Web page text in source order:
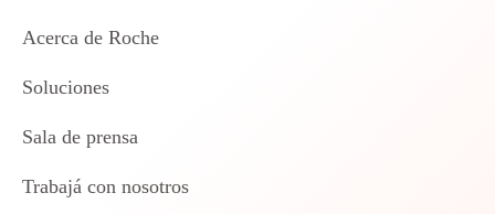
Acerca de Roche
Soluciones
Sala de prensa
Trabajá con nosotros